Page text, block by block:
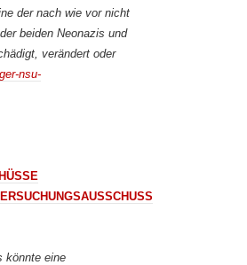
der nach wie vor nicht
beiden Neonazis und
verändert oder
nsu-
könnte eine